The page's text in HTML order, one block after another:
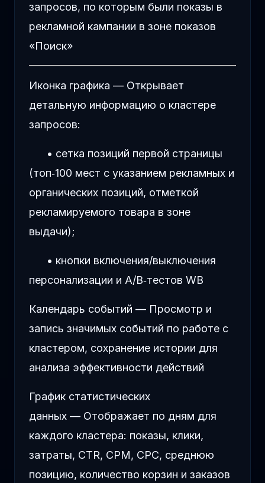
запросов, по которым были показы в
рекламной кампании в зоне показов
«Поиск»
Иконка графика — Открывает
детальную информацию о кластере
запросов:
• сетка позиций первой страницы
(топ‑100 мест с указанием рекламных и
органических позиций, отметкой
рекламируемого товара в зоне
выдачи);
• кнопки включения/выключения
персонализации и A/B‑тестов WB
Календарь событий — Просмотр и
запись значимых событий по работе с
кластером, сохранение истории для
анализа эффективности действий
График статистических
данных — Отображает по дням для
каждого кластера: показы, клики,
затраты, CTR, CPM, CPC, среднюю
позицию, количество корзин и заказов